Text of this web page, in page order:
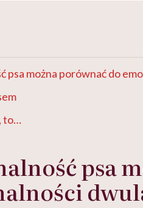
psa można porównać do
to…
psa